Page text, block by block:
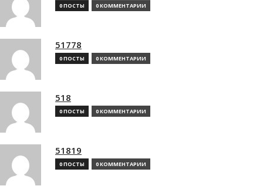
0 ПОСТЫ 0 КОММЕНТАРИИ
51778
0 ПОСТЫ 0 КОММЕНТАРИИ
518
0 ПОСТЫ 0 КОММЕНТАРИИ
51819
0 ПОСТЫ 0 КОММЕНТАРИИ